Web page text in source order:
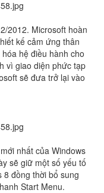
2012. Microsoft hoàn
kế cảm ứng thân
hệ điều hành cho
vì giao diện phức tạp
sẽ đưa trở lại vào
nhất của Windows
sẽ giữ một số yếu tố
8 đồng thời bổ sung
Start Menu.